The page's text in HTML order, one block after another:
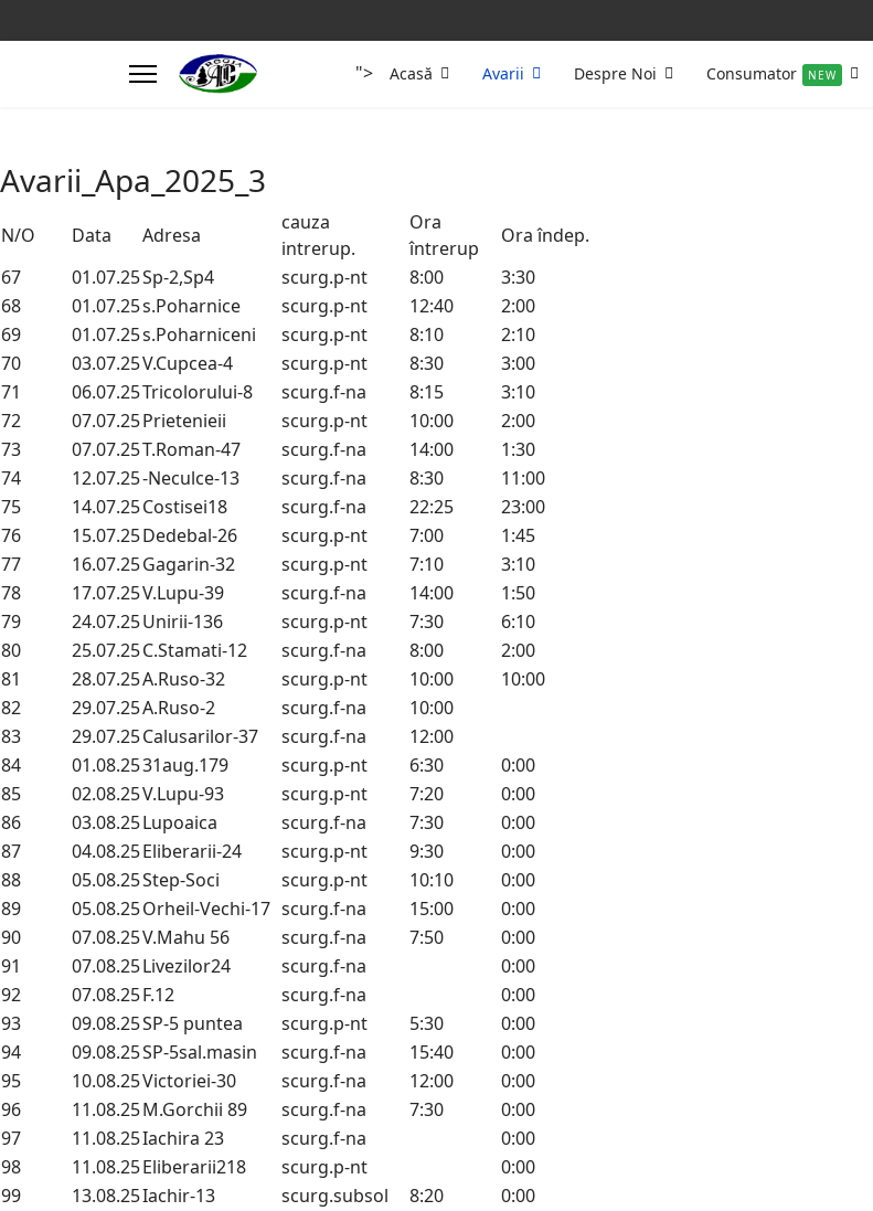
"> Acasă Avarii Despre Noi Consumator NEW
Avarii_Apa_2025_3
N/O Data Adresa
cauza
intrerup.
Ora
întrerup
Ora îndep.
67
01.07.25Sp-2,Sp4 scurg.p-nt 8:00
3:30
68
01.07.25s.Poharnice scurg.p-nt 12:40
2:00
69
01.07.25s.Poharniceni scurg.p-nt 8:10
2:10
70
03.07.25V.Cupcea-4 scurg.p-nt 8:30
3:00
71
06.07.25Tricolorului-8 scurg.f-na 8:15
3:10
72
07.07.25Prietenieii scurg.p-nt 10:00
2:00
73
07.07.25T.Roman-47 scurg.f-na 14:00
1:30
74
12.07.25-Neculce-13 scurg.f-na 8:30
11:00
75
14.07.25Costisei18 scurg.f-na 22:25
23:00
76
15.07.25Dedebal-26 scurg.p-nt 7:00
1:45
77
16.07.25Gagarin-32 scurg.p-nt 7:10
3:10
78
17.07.25V.Lupu-39 scurg.f-na 14:00
1:50
79
24.07.25Unirii-136 scurg.p-nt 7:30
6:10
80
25.07.25C.Stamati-12 scurg.f-na 8:00
2:00
81
28.07.25A.Ruso-32 scurg.p-nt 10:00
10:00
82
29.07.25A.Ruso-2 scurg.f-na
10:00
83
29.07.25Calusarilor-37 scurg.f-na
12:00
84
01.08.2531aug.179 scurg.p-nt 6:30
0:00
85
02.08.25V.Lupu-93 scurg.p-nt 7:20
0:00
86
03.08.25Lupoaica scurg.f-na 7:30
0:00
87
04.08.25Eliberarii-24 scurg.p-nt 9:30
0:00
88
05.08.25Step-Soci scurg.p-nt 10:10
0:00
89
05.08.25Orheil-Vechi-17 scurg.f-na 15:00
0:00
90
07.08.25V.Mahu 56 scurg.f-na 7:50
0:00
91
07.08.25Livezilor24 scurg.f-na
0:00
92
07.08.25F.12 scurg.f-na
0:00
93
09.08.25SP-5 puntea scurg.p-nt 5:30
0:00
94
09.08.25SP-5sal.masin scurg.f-na 15:40
0:00
95
10.08.25Victoriei-30 scurg.f-na 12:00
0:00
96
11.08.25M.Gorchii 89 scurg.f-na 7:30
0:00
97
11.08.25Iachira 23 scurg.f-na
0:00
98
11.08.25Eliberarii218 scurg.p-nt
0:00
99
13.08.25Iachir-13 scurg.subsol 8:20
0:00